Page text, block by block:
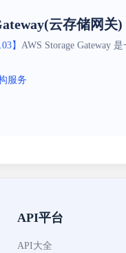
云存储网关)
】 AWS Storage Gateway
服务
API平台
API大全